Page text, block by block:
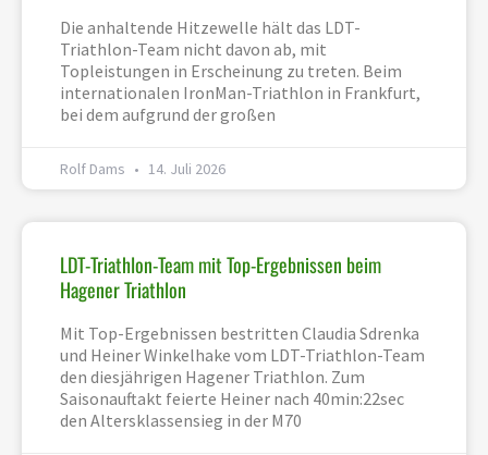
Die anhaltende Hitzewelle hält das LDT-
Triathlon-Team nicht davon ab, mit
Topleistungen in Erscheinung zu treten. Beim
internationalen IronMan-Triathlon in Frankfurt,
bei dem aufgrund der großen
Rolf Dams 14. Juli 2026
LDT-Triathlon-Team mit Top-Ergebnissen beim
Hagener Triathlon
Mit Top-Ergebnissen bestritten Claudia Sdrenka
und Heiner Winkelhake vom LDT-Triathlon-Team
den diesjährigen Hagener Triathlon. Zum
Saisonauftakt feierte Heiner nach 40min:22sec
den Altersklassensieg in der M70